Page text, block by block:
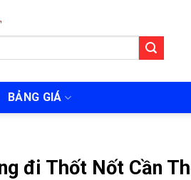
BẢNG GIÁ
đi Thốt Nốt Cần